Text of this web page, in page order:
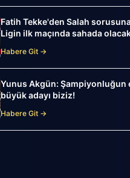
Fatih Tekke'den Salah
Ligin ilk maçında sahada olacak
Habere Git →
Yunus Akgün: Şampiyonluğun
büyük adayı biziz!
Habere Git →